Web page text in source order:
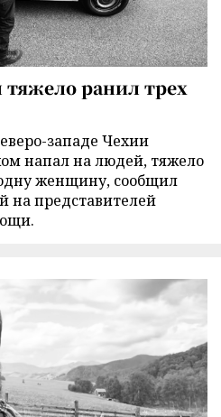
ранил трех
западе Чехии
напал на людей, тяжело
женщину, сообщил
на представителей